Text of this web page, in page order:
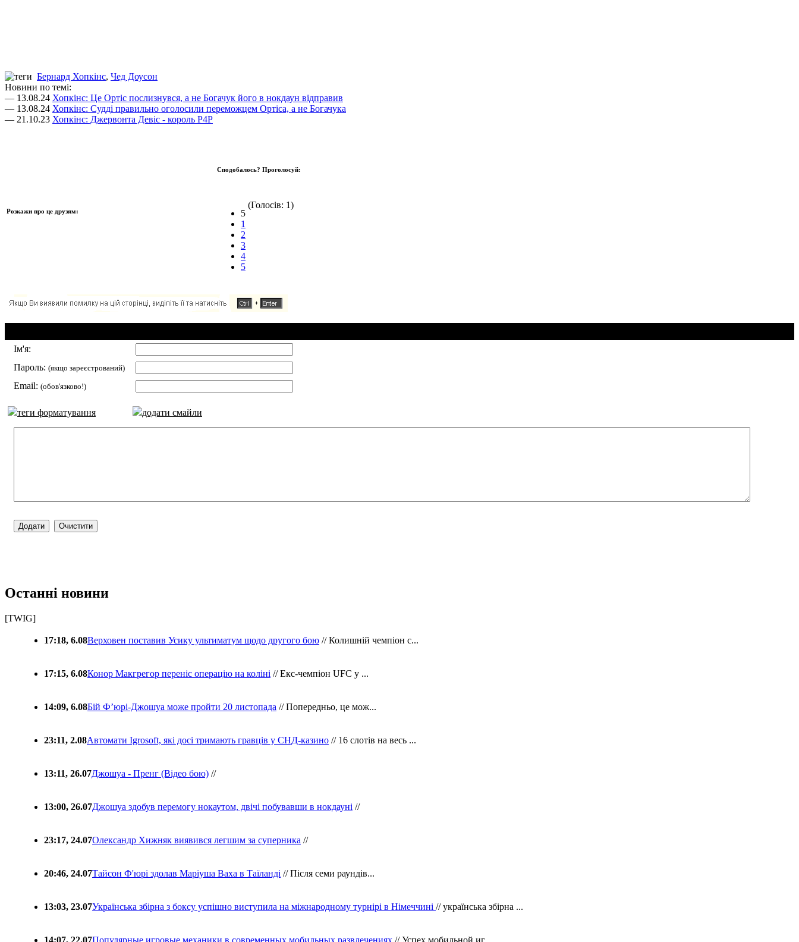
Бернард Хопкінс, Чед Доусон
Новини по темі:
— 13.08.24 Хопкінс: Це Ортіс послизнувся, а не Богачук його в нокдаун відправив
— 13.08.24 Хопкінс: Судді правильно оголосили переможцем Ортіса, а не Богачука
— 21.10.23 Хопкінс: Джервонта Девіс - король P4P
Розкажи про це друзям:
Сподобалось? Проголосуй:
5
1
2
3
4
5
(Голосів: 1)
Ім'я:
Пароль: (якщо зареєстрований)
Email: (обов'язково!)
теги форматування додати смайли
Останні новини
[TWIG]
17:18, 6.08Верховен поставив Усику ультиматум щодо другого бою // Колишній чемпіон с...
17:15, 6.08Конор Макгрегор переніс операцію на коліні // Екс-чемпіон UFC у ...
14:09, 6.08Бій Ф’юрі-Джошуа може пройти 20 листопада // Попередньо, це мож...
23:11, 2.08Автомати Igrosoft, які досі тримають гравців у СНД-казино // 16 слотів на весь ...
13:11, 26.07Джошуа - Пренг (Відео бою) //
13:00, 26.07Джошуа здобув перемогу нокаутом, двічі побувавши в нокдауні //
23:17, 24.07Олександр Хижняк виявився легшим за суперника //
20:46, 24.07Тайсон Ф'юрі здолав Маріуша Ваха в Таїланді // Після семи раундів...
13:03, 23.07Українська збірна з боксу успішно виступила на міжнародному турнірі в Німеччині // українська збірна ...
14:07, 22.07Популярные игровые механики в современных мобильных развлечениях // Успех мобильной иг...